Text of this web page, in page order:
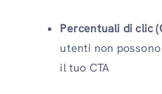
Percentuali di clic
utenti non
il tuo CTA